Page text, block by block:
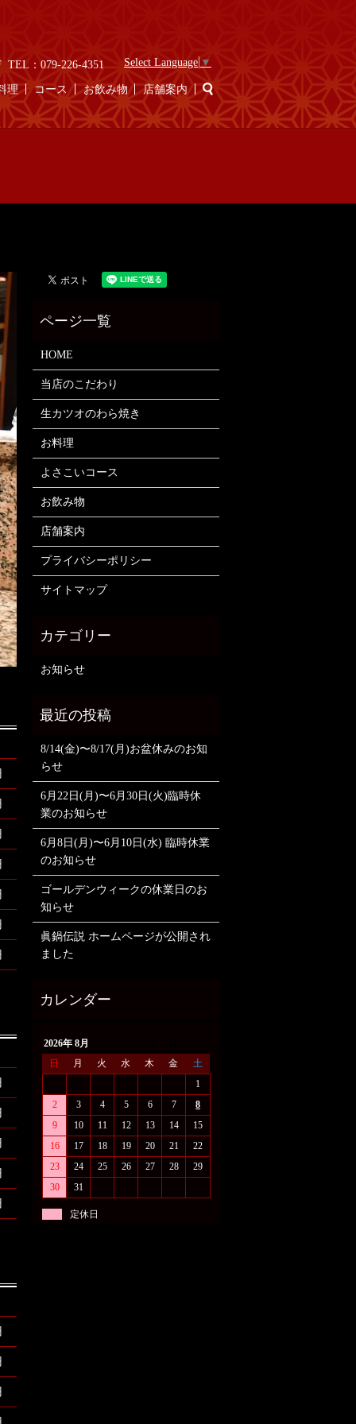
Select Language ▼
TEL：079-226-4351
理 コース お飲み物 店舗案内 search
HOME
当店のこだわり
生カツオのわら焼き
お料理
よさこいコース
お飲み物
店舗案内
プライバシーポリシー
サイトマップ
お知らせ
8/14(金)〜8/17(月)お盆休みのお知
らせ
6月22日(月)〜6月30日(火)臨時休
業のお知らせ
6月8日(月)〜6月10日(水) 臨時休業
のお知らせ
ゴールデンウィークの休業日のお
知らせ
眞鍋伝説 ホームページが公開され
ました
2026年 8月
日
月 火 水 木 金
土
1
2
3 4 5 6 7
8
9
10 11 12 13 14
15
16
17 18 19 20 21
22
23
24 25 26 27 28
29
30
31
定休日